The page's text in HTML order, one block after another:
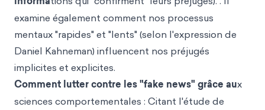
examine également comment nos processus
mentaux "rapides" et "lents" (selon l'expression de
Daniel Kahneman) influencent nos préjugés
implicites et explicites.
Comment lutter contre les "fake news" grâce aux
sciences comportementales : Citant l'étude de